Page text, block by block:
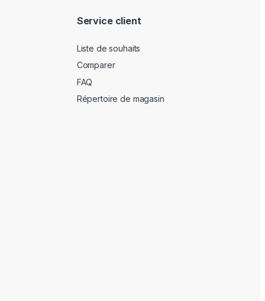
Service client
Liste de souhaits
Comparer
FAQ
Répertoire de magasin